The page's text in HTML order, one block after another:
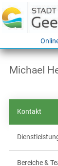
Michael
Kontakt
Bereiche &